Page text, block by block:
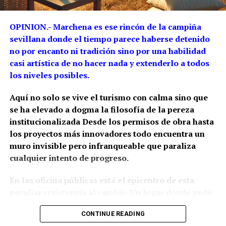
y eslóganes cortos, muchos likes, muchos
haya tiempo de pensar mucho. Y si pueden
incluir un bailecito viral, mejor. Total al final,
para ser el perro del hortelano, el que controla
el cortijo para el amo. El que ladra a los otros
perros.
¿A Quién le Interesa que Sepamos Menos?
Ahora bien, ¿quién gana con esto de que
avancemos sin saber?.Pues muy fácil: los que
mandan, los que venden, los que manipulan.
Porque si la gente deja de leer, de investigar, de
conectar puntos entre el pasado y el presente,
bueno, mañana es malo. Hoy esto es progreso,
OPINION.- Marchena es ese rincón de la campiña
sevillana donde el tiempo parece haberse detenido
no por encanto ni tradición sino por una habilidad
casi artística de no hacer nada y extenderlo a todos
los niveles posibles.
Aquí no solo se vive el turismo con calma sino que
se ha elevado a dogma la filosofía de la pereza
institucionalizada Desde los permisos de obra hasta
los proyectos más innovadores todo encuentra un
muro invisible pero infranqueable que paraliza
cualquier intento de progreso.
En las oficina públicas está el epicentro de esta
un permiso para una obra o una licencia para un
negocio se convierte en una prueba de resistencia
CONTINUE READING